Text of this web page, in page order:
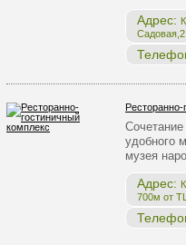
Адрес:
удобного
музея
Адрес:
700м от